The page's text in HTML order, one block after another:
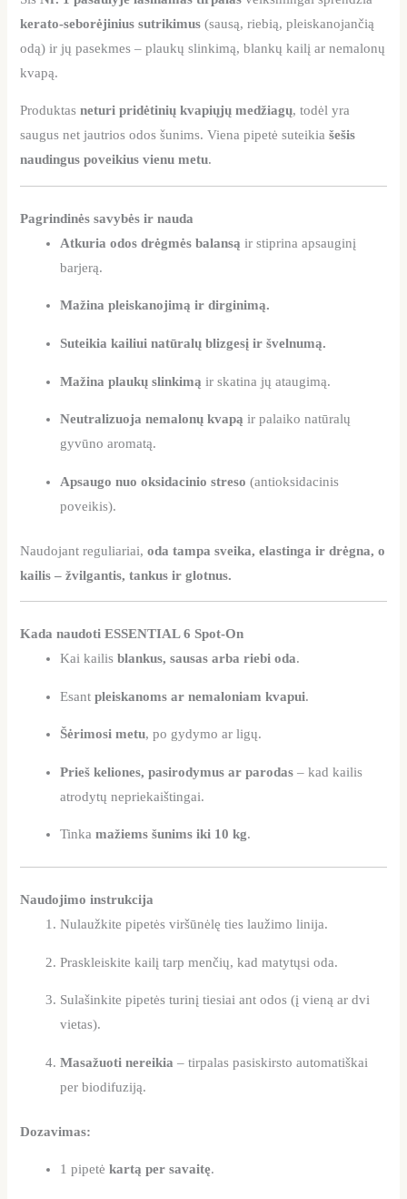
kerato-seborėjinius sutrikimus (sausą, riebią, pleiskanojančią
odą) ir jų pasekmes – plaukų slinkimą, blankų kailį ar nemalonų
kvapą.
Produktasneturi pridėtinių kvapiųjų medžiagų, todėl yra
saugus net jautrios odos šunims. Viena pipetė suteikiašešis
naudingus poveikius vienu metu.
Pagrindinės savybės ir nauda
Atkuria odos drėgmės balansą ir stiprina apsauginį
barjerą.
Mažina pleiskanojimą ir dirginimą.
Suteikia kailiui natūralų blizgesį ir švelnumą.
Mažina plaukų slinkimą ir skatina jų ataugimą.
Neutralizuoja nemalonų kvapą ir palaiko natūralų
gyvūno aromatą.
Apsaugo nuo oksidacinio streso (antioksidacinis
poveikis).
Naudojant reguliariai,oda tampa sveika, elastinga ir drėgna, o
kailis – žvilgantis, tankus ir glotnus.
Kada naudoti ESSENTIAL 6 Spot-On
Kai kailisblankus, sausas arba riebi oda.
Esantpleiskanoms ar nemaloniam kvapui.
Šėrimosi metu, po gydymo ar ligų.
Prieš keliones, pasirodymus ar parodas – kad kailis
atrodytų nepriekaištingai.
Tinkamažiems šunims iki 10 kg.
Naudojimo instrukcija
Nulaužkite pipetės viršūnėlę ties laužimo linija.
Praskleiskite kailį tarp menčių, kad matytųsi oda.
Sulašinkite pipetės turinį tiesiai ant odos (į vieną ar dvi
vietas).
Masažuoti nereikia – tirpalas pasiskirsto automatiškai
per biodifuziją.
Dozavimas:
1 pipetėkartą per savaitę.